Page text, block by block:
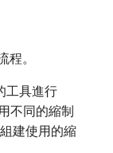
。
工具進行
不同的縮制
建使用的縮